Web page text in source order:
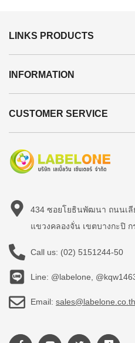
LINKS PRODUCTS
INFORMATION
CUSTOMER SERVICE
434 ซอยโยธินพัฒนา ถนนเ
แขวงคลองจั่น เขตบางกะปิ ก
Call us: (02) 5151244-50
Line: @labelone,
Email: sales@labelone.co.th